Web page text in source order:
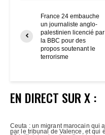
France 24 embauche
un journaliste anglo-
palestinien licencié par
la BBC pour des
propos soutenant le
terrorisme
EN DIRECT SUR X :